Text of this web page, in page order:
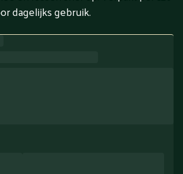
dagelijks gebruik.